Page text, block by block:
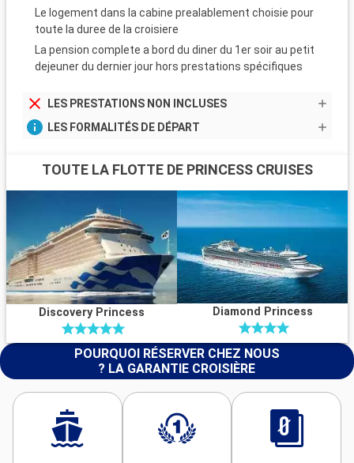
Le logement dans la cabine prealablement choisie pour
toute la duree de la croisiere
La pension complete a bord du diner du 1er soir au petit
dejeuner du dernier jour hors prestations spécifiques
LES PRESTATIONS NON INCLUSES
LES FORMALITÉS DE DÉPART
TOUTE LA FLOTTE DE PRINCESS CRUISES
Discovery Princess Diamond Princess
POURQUOI RÉSERVER CHEZ NOUS
? LA GARANTIE CROISIÈRE